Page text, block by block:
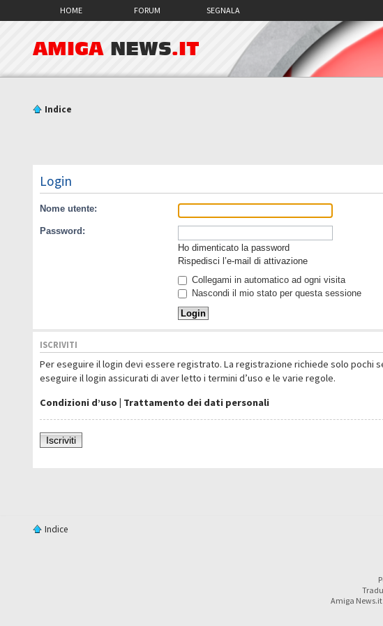
HOME FORUM SEGNALA
AMIGA NEWS.IT
Indice
Login
Nome utente:
Password:
Ho dimenticato la password
Rispedisci l’e-mail di attivazione
Collegami in automatico ad ogni visita
Nascondi il mio stato per questa sessione
ISCRIVITI
Per eseguire il login devi essere registrato. La registrazione richiede solo pochi
eseguire il login assicurati di aver letto i termini d’uso e le varie regole.
Condizioni d’uso | Trattamento dei dati personali
Iscriviti
Indice
Amiga